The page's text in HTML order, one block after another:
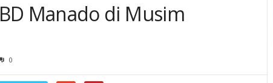
Manado di Musim
0